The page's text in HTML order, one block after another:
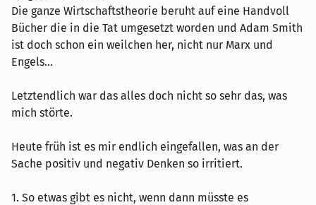
Die ganze Wirtschaftstheorie beruht auf eine Handvoll
Bücher die in die Tat umgesetzt worden und Adam Smith
ist doch schon ein weilchen her, nicht nur Marx und
Engels...
Letztendlich war das alles doch nicht so sehr das, was
mich störte.
Heute früh ist es mir endlich eingefallen, was an der
Sache positiv und negativ Denken so irritiert.
1. So etwas gibt es nicht, wenn dann müsste es